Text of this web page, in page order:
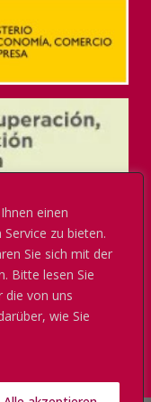
einen
zu bieten.
Sie sich mit der
Bitte lesen Sie
die von uns
wie Sie